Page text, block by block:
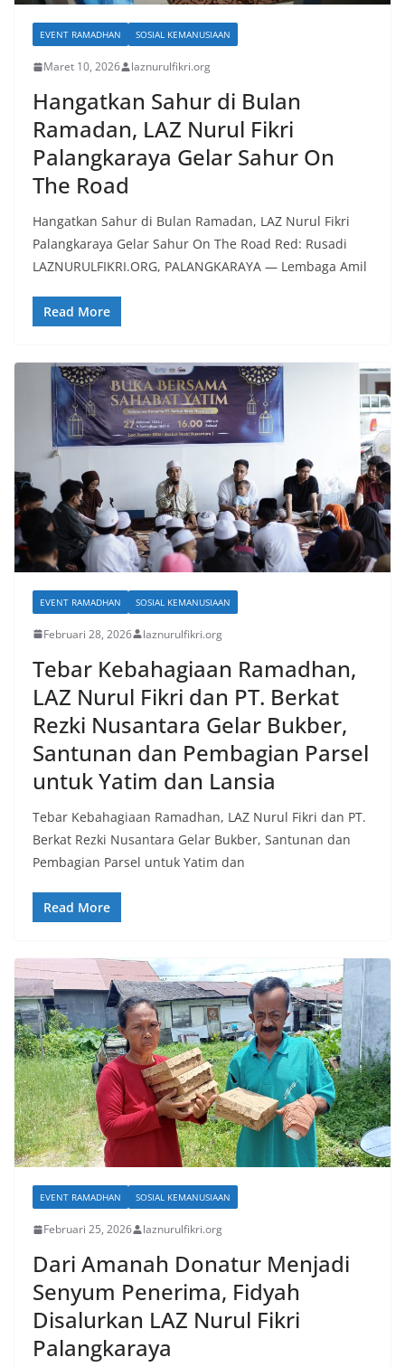
EVENT RAMADHAN SOSIAL KEMANUSIAAN
Maret 10, 2026 laznurulfikri.org
Hangatkan Sahur di Bulan
Ramadan, LAZ Nurul Fikri
Palangkaraya Gelar Sahur On
The Road
Hangatkan Sahur di Bulan Ramadan, LAZ Nurul Fikri
Palangkaraya Gelar Sahur On The Road Red: Rusadi
LAZNURULFIKRI.ORG, PALANGKARAYA — Lembaga Amil
Read More
EVENT RAMADHAN SOSIAL KEMANUSIAAN
Februari 28, 2026 laznurulfikri.org
Tebar Kebahagiaan Ramadhan,
LAZ Nurul Fikri dan PT. Berkat
Rezki Nusantara Gelar Bukber,
Santunan dan Pembagian Parsel
untuk Yatim dan Lansia
Tebar Kebahagiaan Ramadhan, LAZ Nurul Fikri dan PT.
Berkat Rezki Nusantara Gelar Bukber, Santunan dan
Pembagian Parsel untuk Yatim dan
Read More
EVENT RAMADHAN SOSIAL KEMANUSIAAN
Februari 25, 2026 laznurulfikri.org
Dari Amanah Donatur Menjadi
Senyum Penerima, Fidyah
Disalurkan LAZ Nurul Fikri
Palangkaraya